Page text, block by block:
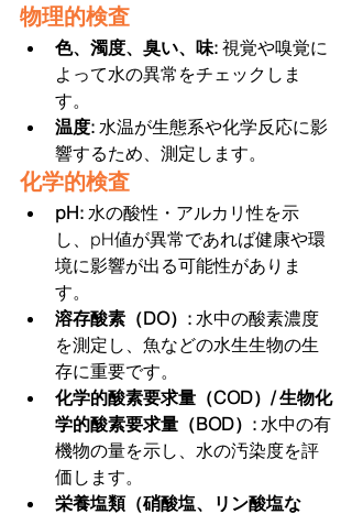
物理的検査
色、濁度、臭い、味: 視覚や嗅覚に
よって水の異常をチェックしま
す。
温度: 水温が生態系や化学反応に影
響するため、測定します。
化学的検査
pH: 水の酸性・アルカリ性を示
し、pH値が異常であれば健康や環
境に影響が出る可能性がありま
す。
溶存酸素（DO）: 水中の酸素濃度
を測定し、魚などの水生生物の生
存に重要です。
化学的酸素要求量（COD）/ 生物化
学的酸素要求量（BOD）: 水中の有
機物の量を示し、水の汚染度を評
価します。
栄養塩類（硝酸塩、リン酸塩な